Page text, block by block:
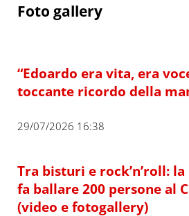
Foto gallery
“Edoardo era vita, era
toccante ricordo della
29/07/2026 16:38
Tra bisturi e rock’n’roll: la
fa ballare 200 persone al
(video e fotogallery)